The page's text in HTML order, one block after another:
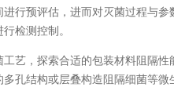
行预评估，进而对灭菌过程与
检测控制。
，探索合适的包装材料阻隔性
孔结构或层叠构造阻隔细菌等